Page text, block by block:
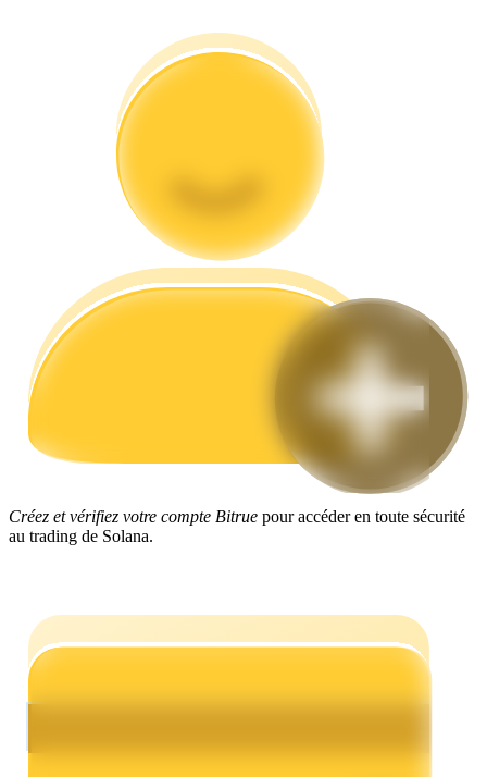
Guide de démarrage des contrats à terme
Apprenez à rester rentable
Gagner
Créez et vérifiez votre compte Bitrue pour accéder en toute sécurité
au trading de Solana.